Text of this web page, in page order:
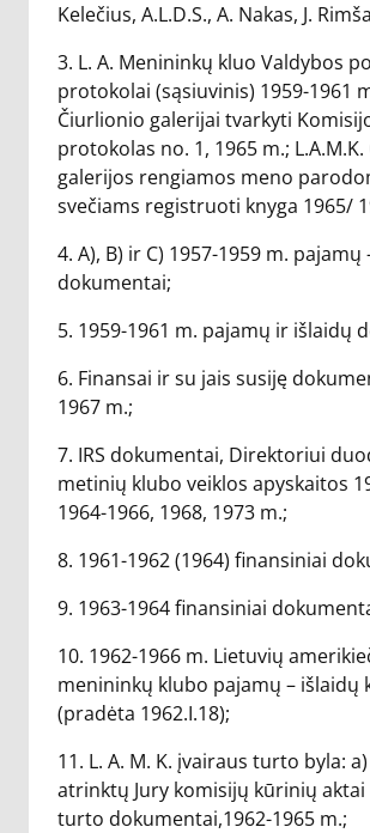
Kelečius, A.L.D.S., A. Nakas, J.
3. L. A. Menininkų kluo Valdybos
protokolai (sąsiuvinis) 1959-1961
Čiurlionio galerijai tvarkyti
protokolas no. 1, 1965 m.;
galerijos rengiamos meno
svečiams registruoti knyga 1965/
4. A), B) ir C) 1957-1959 m. pajamų
dokumentai;
5. 1959-1961 m. pajamų ir išlaidų
6. Finansai ir su jais susiję
1967 m.;
7. IRS dokumentai, Direktoriui
metinių klubo veiklos apyskaitos
1964-1966, 1968, 1973 m.;
8. 1961-1962 (1964) finansiniai
9. 1963-1964 finansiniai
10. 1962-1966 m. Lietuvių
menininkų klubo pajamų – išlaidų
(pradėta 1962.I.18);
11. L. A. M. K. įvairaus turto byla: a)
atrinktų Jury komisijų kūrinių
turto dokumentai,1962-1965 m.;